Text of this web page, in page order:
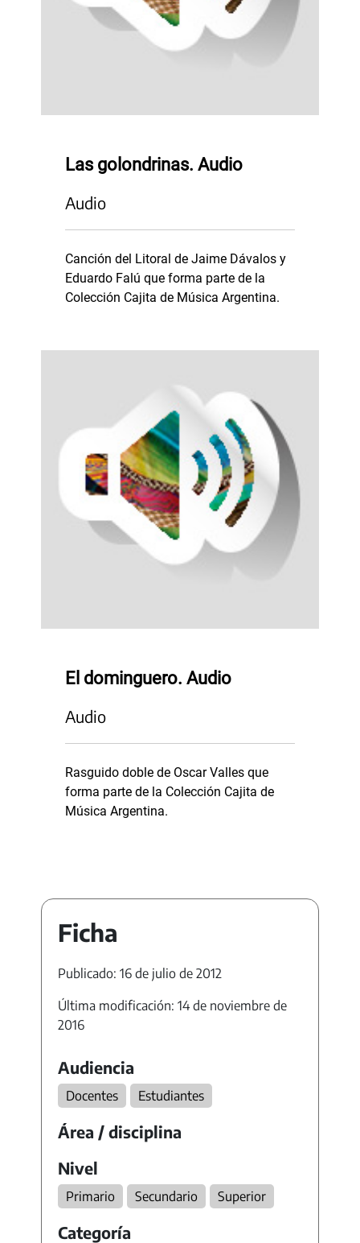
Las golondrinas. Audio
Audio
Canción del Litoral de Jaime Dávalos y
Eduardo Falú que forma parte de la
Colección Cajita de Música Argentina.
El dominguero. Audio
Audio
Rasguido doble de Oscar Valles que
forma parte de la Colección Cajita de
Música Argentina.
Ficha
Publicado: 16 de julio de 2012
Última modificación: 14 de noviembre de
2016
Audiencia
Docentes Estudiantes
Área / disciplina
Nivel
Primario Secundario Superior
Categoría